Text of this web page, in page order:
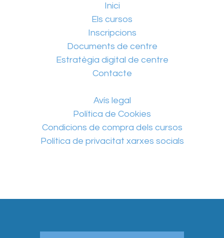
Inici
Els cursos
Inscripcions
Documents de centre
Estratègia digital de centre
Contacte
Avís legal
Política de Cookies
Condicions de compra dels cursos
Política de privacitat xarxes socials